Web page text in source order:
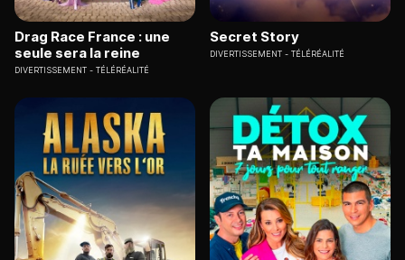
Drag Race France : une
seule sera la reine
DIVERTISSEMENT TÉLÉRÉALITÉ
Secret Story
DIVERTISSEMENT TÉLÉRÉALITÉ